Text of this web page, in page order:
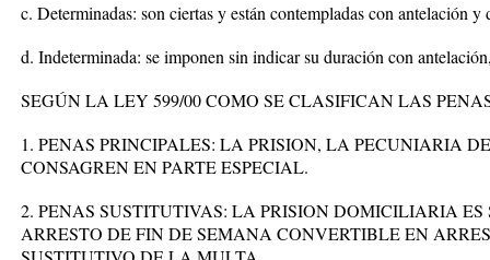
c. Determinadas: son ciertas y están contempladas con antelación
d. Indeterminada: se imponen sin indicar su duración con
SEGÚN LA LEY 599/00 COMO SE CLASIFICAN LAS
1. PENAS PRINCIPALES: LA PRISION, LA PECUNIARIA
CONSAGREN EN PARTE ESPECIAL.
2. PENAS SUSTITUTIVAS: LA PRISION DOMICILIARIA
ARRESTO DE FIN DE SEMANA CONVERTIBLE EN